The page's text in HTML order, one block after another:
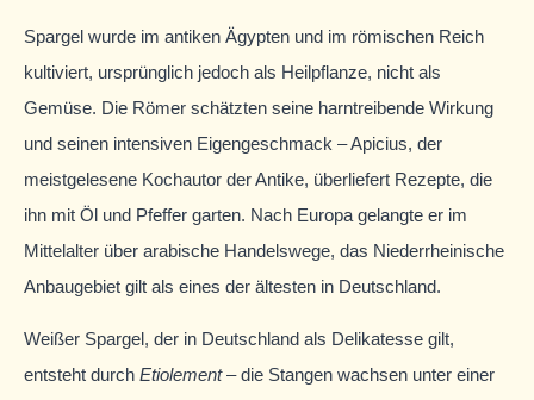
Spargel wurde im antiken Ägypten und im römischen Reich
kultiviert, ursprünglich jedoch als Heilpflanze, nicht als
Gemüse. Die Römer schätzten seine harntreibende Wirkung
und seinen intensiven Eigengeschmack – Apicius, der
meistgelesene Kochautor der Antike, überliefert Rezepte, die
ihn mit Öl und Pfeffer garten. Nach Europa gelangte er im
Mittelalter über arabische Handelswege, das Niederrheinische
Anbaugebiet gilt als eines der ältesten in Deutschland.
Weißer Spargel, der in Deutschland als Delikatesse gilt,
entsteht durch Etiolement– die Stangen wachsen unter einer